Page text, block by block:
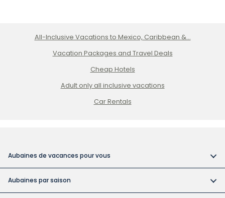
All-Inclusive Vacations to Mexico, Caribbean &...
Vacation Packages and Travel Deals
Cheap Hotels
Adult only all inclusive vacations
Car Rentals
Aubaines de vacances pour vous
Aubaines par saison